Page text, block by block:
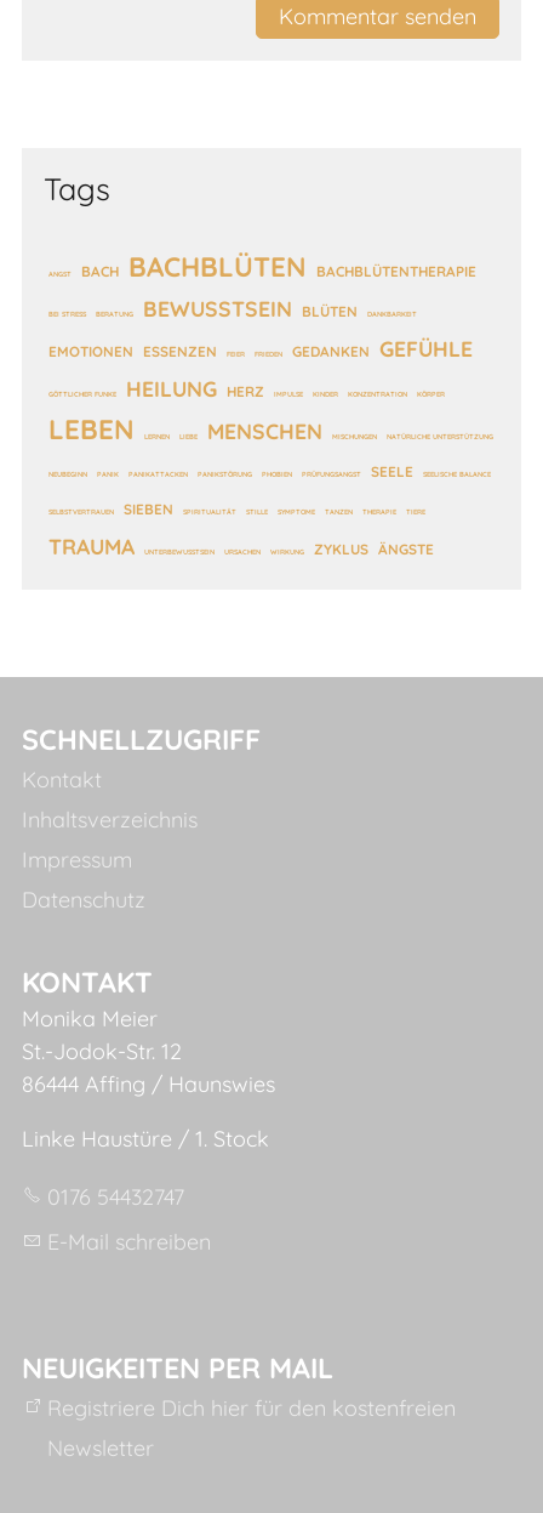
Kommentar senden
Tags
ANGST BACH BACHBLÜTEN BACHBLÜTENTHERAPIE
BEI STRESS BERATUNG BEWUSSTSEIN BLÜTEN DANKBARKEIT
EMOTIONEN ESSENZEN FEIER FRIEDEN GEDANKEN GEFÜHLE
GÖTTLICHER FUNKE HEILUNG HERZ IMPULSE KINDER KONZENTRATION KÖRPER
LEBEN LERNEN LIEBE MENSCHEN MISCHUNGEN NATÜRLICHE UNTERSTÜTZUNG
NEUBEGINN PANIK PANIKATTACKEN PANIKSTÖRUNG PHOBIEN PRÜFUNGSANGST SEELE SEELISCHE BALANCE
SELBSTVERTRAUEN SIEBEN SPIRITUALITÄT STILLE SYMPTOME TANZEN THERAPIE TIERE
TRAUMA UNTERBEWUSSTSEIN URSACHEN WIRKUNG ZYKLUS ÄNGSTE
SCHNELLZUGRIFF
Kontakt
Inhaltsverzeichnis
Impressum
Datenschutz
KONTAKT
Monika Meier
St.-Jodok-Str. 12
86444 Affing / Haunswies
Linke Haustüre / 1. Stock
0176 54432747
E-Mail schreiben
NEUIGKEITEN PER MAIL
Registriere Dich hier für den kostenfreien
Newsletter